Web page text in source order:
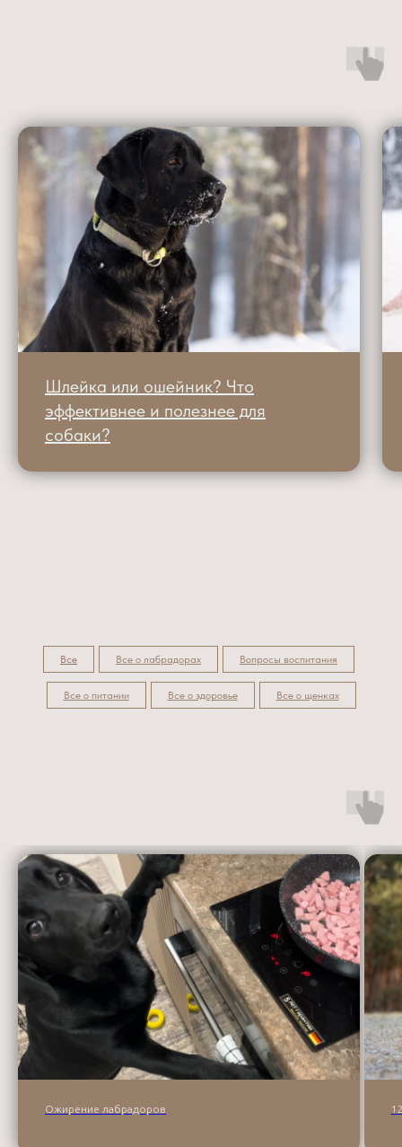
Шлейка или ошейник? Что
эффективнее и полезнее для
собаки?
Все Все о лабрадорах Вопросы воспитания
Все о питании Все о здоровье Все о щенках
Ожирение лабрадоров